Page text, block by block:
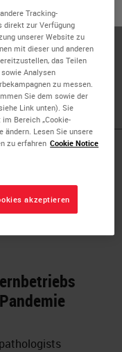
in
as a lecturer
Her field of
in
Tracking-
direkt zur Verfügung
unserer Website zu
mit dieser und anderen
das Teilen
Analysen
zu messen.
Sie dem sowie der
Link unten). Sie
Bereich „Cookie-
ändern. Lesen Sie unsere
zu erfahren Cookie Notice
akzeptieren